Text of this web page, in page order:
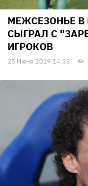
МЕЖСЕЗОНЬЕ В
СЫГРАЛ С
ИГРОКОВ
25 Июня 2019 14:33